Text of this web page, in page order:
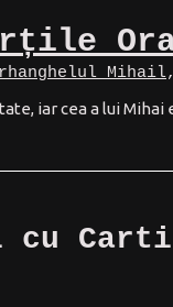
Mihail
iar cea a lui
cu